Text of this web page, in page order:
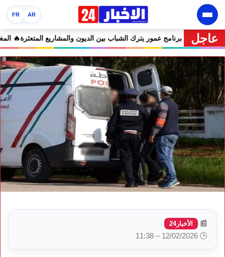
AR
FR
عاجل🔥 “فرصة” أم “ورطة”؟.. برنامج عمور يترك الشباب بين الديون
📰 الأخبار24
🕒 12/02/2026 – 11:38